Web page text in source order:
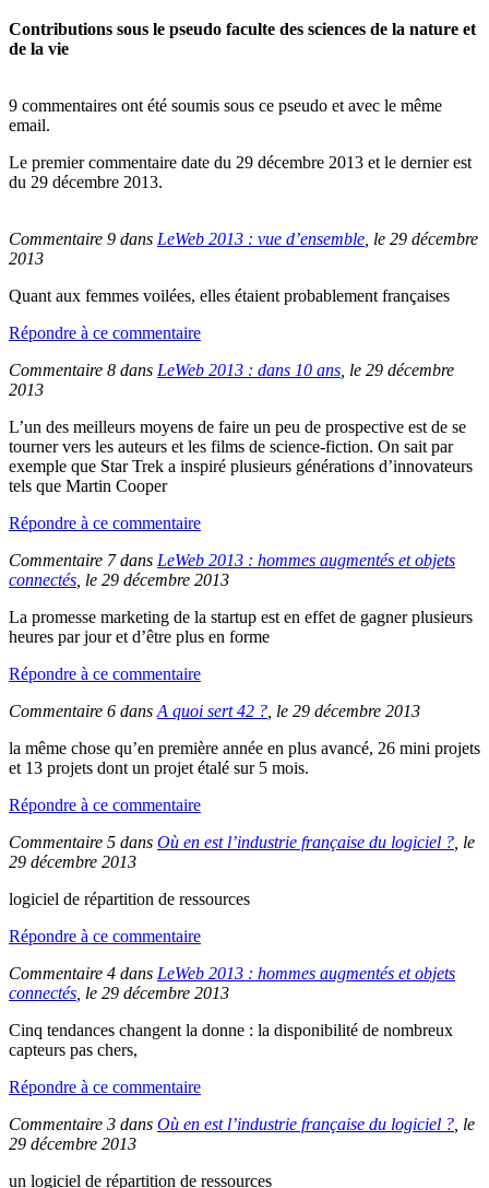
Contributions sous le pseudo faculte des sciences de la nature et
de la vie
9 commentaires ont été soumis sous ce pseudo et avec le même
email.
Le premier commentaire date du 29 décembre 2013 et le dernier est
du 29 décembre 2013.
Commentaire 9 dans LeWeb 2013 : vue d’ensemble , le 29 décembre
2013
Quant aux femmes voilées, elles étaient probablement françaises
Répondre à ce commentaire
Commentaire 8 dans LeWeb 2013 : dans 10 ans , le 29 décembre
2013
L’un des meilleurs moyens de faire un peu de prospective est de se
tourner vers les auteurs et les films de science-fiction. On sait par
exemple que Star Trek a inspiré plusieurs générations d’innovateurs
tels que Martin Cooper
Répondre à ce commentaire
Commentaire 7 dans LeWeb 2013 : hommes augmentés et objets
connectés , le 29 décembre 2013
La promesse marketing de la startup est en effet de gagner plusieurs
heures par jour et d’être plus en forme
Répondre à ce commentaire
Commentaire 6 dans A quoi sert 42 ? , le 29 décembre 2013
la même chose qu’en première année en plus avancé, 26 mini projets
et 13 projets dont un projet étalé sur 5 mois.
Répondre à ce commentaire
Commentaire 5 dans Où en est l’industrie française du logiciel ? , le
29 décembre 2013
logiciel de répartition de ressources
Répondre à ce commentaire
Commentaire 4 dans LeWeb 2013 : hommes augmentés et objets
connectés , le 29 décembre 2013
Cinq tendances changent la donne : la disponibilité de nombreux
capteurs pas chers,
Répondre à ce commentaire
Commentaire 3 dans Où en est l’industrie française du logiciel ? , le
29 décembre 2013
un logiciel de répartition de ressources